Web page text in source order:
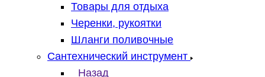
Товары для отдыха
Черенки, рукоятки
Шланги поливочные
Сантехнический инструмент
Назад